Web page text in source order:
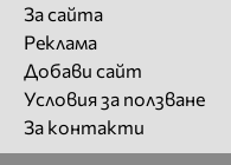
За сайта
Реклама
Добави сайт
Условия за ползване
За контакти